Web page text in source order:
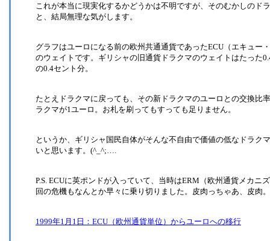
これが本当に現実化するかどうかは不明ですが、そのむかしのド
と、結局無理な気がします。
グラフはユーロになる前の欧州共通通貨であったECU（エキュー
のウェイトです。ギリシャの旧通貨ドラクマのウェイトはたった
の0.4セント分。
たとえドラクマに戻っても、その新ドラクマのユーロとの交換比
ラクマが1ユーロ。お札を刷ってもすっても足りません。
というか、ギリシャ国民自体がそんな不自由で価値の低なドラ
いと思います。(^_^;….
P.S. ECUに英ポンドが入っていて、当時はERM（欧州通貨メカ
回の危機もなんとか早々に乗り切りました。皮肉っちゃあ、皮肉。
1999年1月1日：ECU（欧州通貨単位）からユーロへの移行